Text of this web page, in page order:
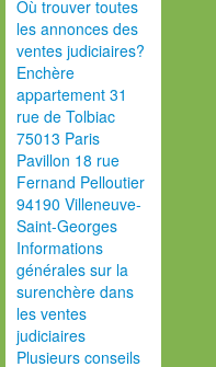
Où trouver toutes
les annonces des
ventes judiciaires?
Enchère
appartement 31
rue de Tolbiac
75013 Paris
Pavillon 18 rue
Fernand Pelloutier
94190 Villeneuve-
Saint-Georges
Informations
générales sur la
surenchère dans
les ventes
judiciaires
Plusieurs conseils